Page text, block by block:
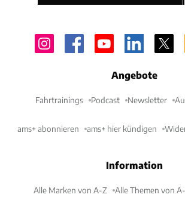
Angebote
Fahrtrainings Podcast Newsletter
ams+ abonnieren ams+ hier kündigen
Information
Alle Marken von A-Z Alle Themen von